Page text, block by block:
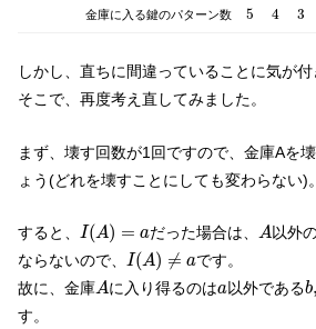
金庫に入る鍵のパターン数 5
5 4
4 3
3
しかし、直ちに間違っていることに気が付
そこで、再度考え直してみました。
まず、壊す回数が1回ですので、金庫Aを
ょう(どれを壊すことにしても変わらない)。
すると、 I(A) = a
I(A)= だった場合は、 A
A 以外
ならないので、 I(A) ≠ a
I(A)≠ a
です。
故に、金庫A
Aに入り得るのはa
a以外であるb,
b
す。